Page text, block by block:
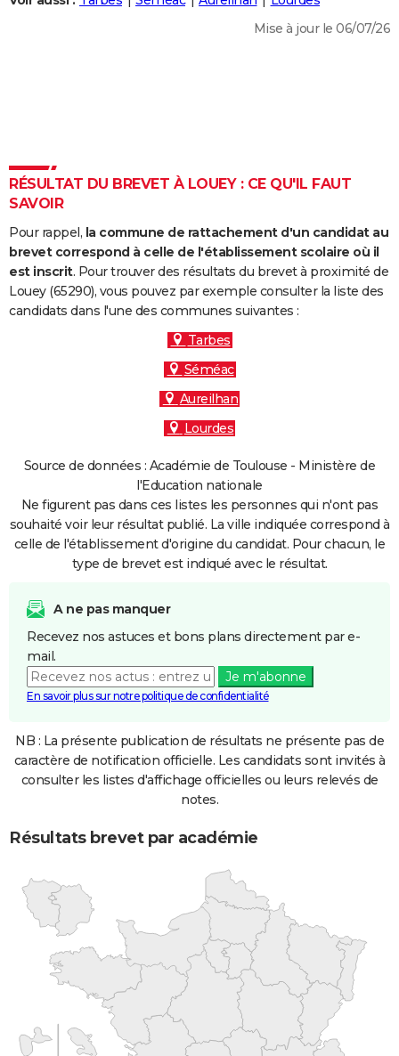
DICTIONNAIRE
Dictionnaire
Biographies
Citations
Expressions
Proverbes
PROGRAMME TV
COPAINS D'AVANT
S'inscrire
Se connecter
Lycées
Collèges
Primaires
Universités
Entreprises
Service militaire
Avis de recherche
AVIS DE DÉCÈS
FORUM
Mise à jour le 06/07/26
RÉSULTAT DU BREVET À LOUEY : CE QU'IL FAUT
SAVOIR
Pour rappel, la commune de rattachement d'un candidat au
brevet correspond à celle de l'établissement scolaire où il
est inscrit. Pour trouver des résultats du brevet à proximité de
Louey (65290), vous pouvez par exemple consulter la liste des
candidats dans l'une des communes suivantes :
Tarbes
Séméac
Aureilhan
Lourdes
Source de données : Académie de Toulouse - Ministère de
l'Education nationale
Ne figurent pas dans ces listes les personnes qui n'ont pas
souhaité voir leur résultat publié. La ville indiquée correspond à
celle de l'établissement d'origine du candidat. Pour chacun, le
type de brevet est indiqué avec le résultat.
A ne pas manquer
Recevez nos astuces et bons plans directement par e-
mail.
Je m'abonne
En savoir plus sur notre politique de confidentialité
NB : La présente publication de résultats ne présente pas de
caractère de notification officielle. Les candidats sont invités à
consulter les listes d'affichage officielles ou leurs relevés de
notes.
Résultats brevet par académie